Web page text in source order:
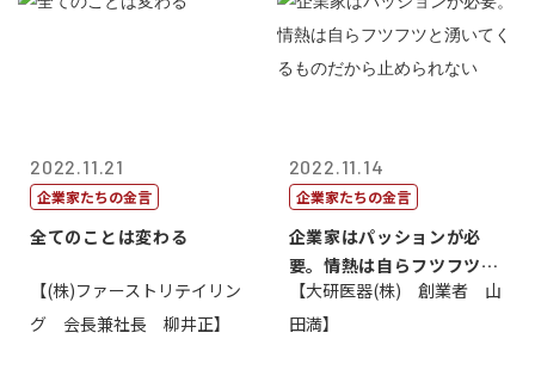
2022.11.21
企業家たちの金言
全てのことは変わる
【(株)ファーストリテイリン
グ 会長兼社長 柳井正】
2022.11.14
企業家たちの金言
企業家はパッションが必
要。情熱は自らフツフツと
湧いてくるもの...
【大研医器(株) 創業者 山
田満】